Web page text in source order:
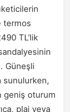
termos
TL’lik
Güneşli
sunulurken,
geniş oturum
plaj veya